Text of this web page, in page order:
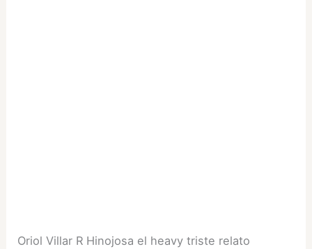
Oriol Villar R Hinojosa el heavy triste relato